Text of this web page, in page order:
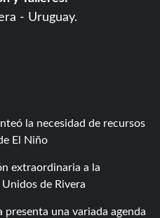
- Uruguay.
la necesidad de recursos
El Niño
extraordinaria a la
de Rivera
una variada agenda